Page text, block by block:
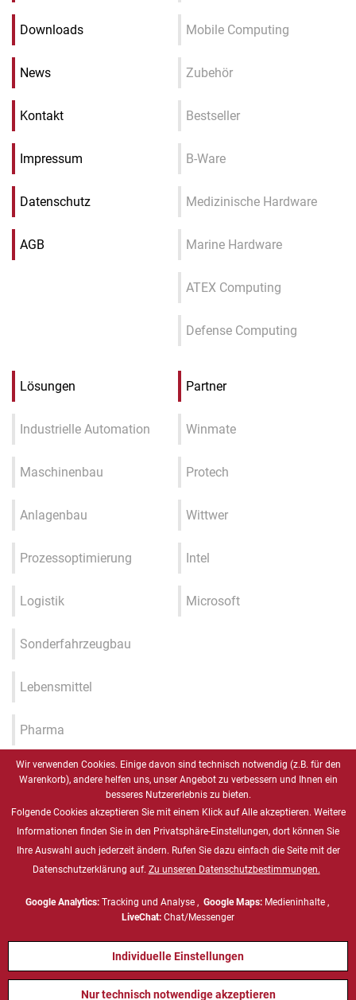
Downloads
News
Kontakt
Impressum
Datenschutz
AGB
Mobile Computing
Zubehör
Bestseller
B-Ware
Medizinische Hardware
Marine Hardware
ATEX Computing
Defense Computing
Lösungen
Industrielle Automation
Maschinenbau
Anlagenbau
Prozessoptimierung
Logistik
Sonderfahrzeugbau
Lebensmittel
Pharma
Industrie 4.0 / IIOT / Smart
Gesundheitswesen
Marine
Energie & Chemie, ATEX
Partner
Winmate
Protech
Wittwer
Intel
Microsoft
Wir verwenden Cookies. Einige davon sind technisch notwendig (z.B. für den
Warenkorb), andere helfen uns, unser Angebot zu verbessern und Ihnen ein
besseres Nutzererlebnis zu bieten.
Folgende Cookies akzeptieren Sie mit einem Klick auf Alle akzeptieren. Weitere
Informationen finden Sie in den Privatsphäre-Einstellungen, dort können Sie
Ihre Auswahl auch jederzeit ändern. Rufen Sie dazu einfach die Seite mit der
Datenschutzerklärung auf. Zu unseren Datenschutzbestimmungen.
Google Analytics:Tracking und Analyse , Google Maps:Medieninhalte ,
LiveChat: Chat/Messenger
Individuelle Einstellungen
Nur technisch notwendige akzeptieren